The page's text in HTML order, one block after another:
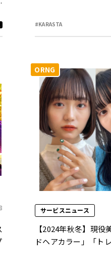
#KARASTA
ORNG
サービスニュース
【2024年秋冬】現
ドヘアカラー」「ト